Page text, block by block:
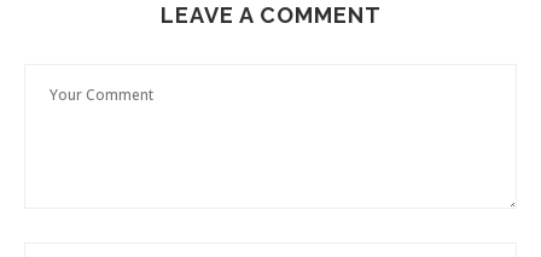
LEAVE A COMMENT